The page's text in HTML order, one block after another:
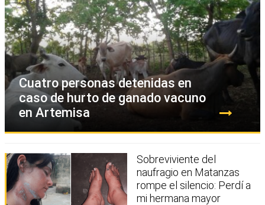
Cuatro personas detenidas en
caso de hurto de ganado vacuno
en Artemisa
Sobreviviente del
naufragio en Matanzas
rompe el silencio: Perdí a
mi hermana mayor